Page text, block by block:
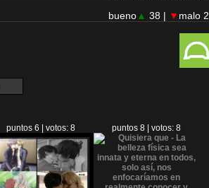
bueno▲ 38 | ▼ malo 2
puntos 6 | votos: 8 puntos 8 | votos: 8